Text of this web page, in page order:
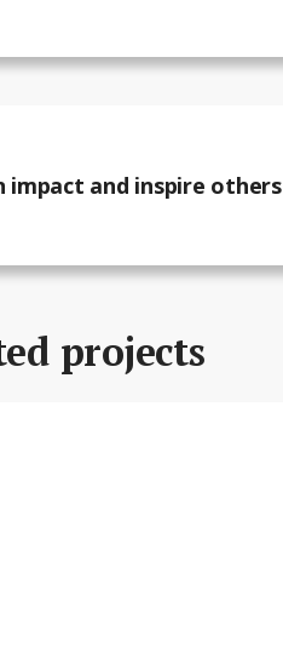
impact and inspire others
projects